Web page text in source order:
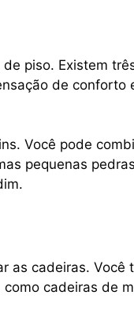
piso. Existem
de conforto
Você pode
pequenas pedras
as cadeiras. Você
cadeiras de